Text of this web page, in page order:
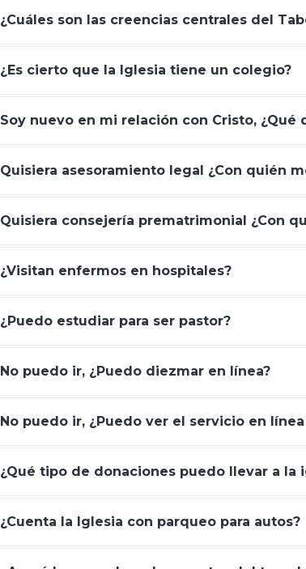
¿Cuáles son las creencias centrales del
¿Es cierto que la Iglesia tiene un colegio?
Soy nuevo en mi relación con Cristo, ¿Qué
Quisiera asesoramiento legal ¿Con quién
Quisiera consejería prematrimonial ¿Con
¿Visitan enfermos en hospitales?
¿Puedo estudiar para ser pastor?
No puedo ir, ¿Puedo diezmar en línea?
No puedo ir, ¿Puedo ver el servicio en
¿Qué tipo de donaciones puedo llevar a la
¿Cuenta la Iglesia con parqueo para autos?